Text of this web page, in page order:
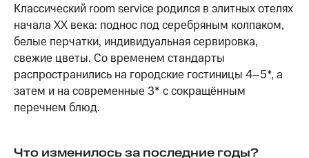
Классический room service родился в элитных отелях
начала XX века: поднос под серебряным колпаком,
белые перчатки, индивидуальная сервировка,
свежие цветы. Со временем стандарты
распространились на городские гостиницы 4–5*, а
затем и на современные 3* с сокращённым
перечнем блюд.
Что изменилось за последние годы?